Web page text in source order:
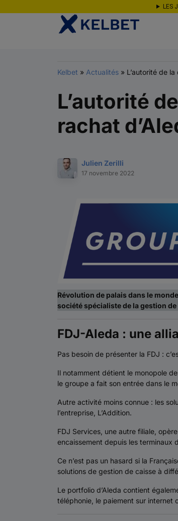
LES
Kelbet » Actualités » L’autorité de
L’autorité
rachat
Julien Zerilli
17 novembre 2022
Révolution de palais dans le
société spécialiste de la gestion
FDJ-Aleda : une
Pas besoin de présenter la FDJ :
Il notamment détient le monopole
le groupe a fait son entrée dans le
Autre activité moins connue : les
l’entreprise, L’Addition.
FDJ Services, une autre filiale,
encaissement depuis les terminaux
Ce n’est pas un hasard si la
solutions de gestion de caisse à
Le portfolio d’Aleda contient
téléphonie, le paiement sur internet